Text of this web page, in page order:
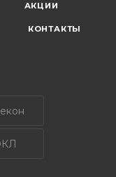
АКЦИИ
КОНТАКТЫ